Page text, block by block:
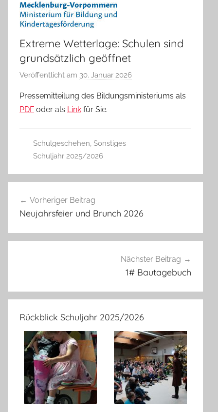
Extreme Wetterlage: Schulen sind
grundsätzlich geöffnet
Veröffentlicht am 30. Januar 2026
n
Pressemitteilung des Bildungsministeriums als
PDF oder als Link für Sie.
Schulgeschehen, Sonstiges
Schuljahr 2025/2026
Vorheriger Beitrag
Neujahrsfeier und Brunch 2026
Nächster Beitrag
1# Bautagebuch
Rückblick Schuljahr 2025/2026